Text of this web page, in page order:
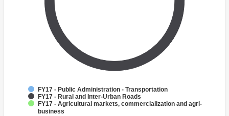
FY17 - Public Administration - Transportation
FY17 - Rural and Inter-Urban Roads
FY17 - Agricultural markets, commercialization and agri-
business